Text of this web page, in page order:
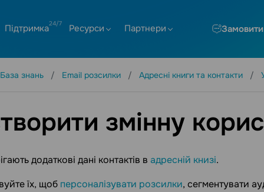
Підтримка Ресурси Партнери
База знань Email розсилки Адресні книги та контакти
змінну
додаткові дані контактів в адресній книзі.
їх, щоб персоналізувати розсилки, сегментувати